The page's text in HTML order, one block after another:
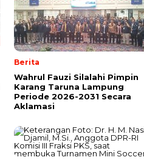
Berita
Wahrul Fauzi Silalahi Pimpin
Karang Taruna Lampung
Periode 2026-2031 Secara
Aklamasi